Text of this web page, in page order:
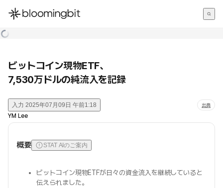
한국어
ビットコイン現物ETF、
7,530万ドルの純流入を記録
入力 2025年07月09日 午前1:18 出典
YM Lee
概要 STAT AIのご案内
ビットコイン現物ETFが日々の資金流入を継続していると
伝えられました。